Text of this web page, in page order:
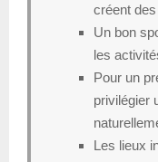
créent
Un bon
les
Pour un
privilégier
Les lieux